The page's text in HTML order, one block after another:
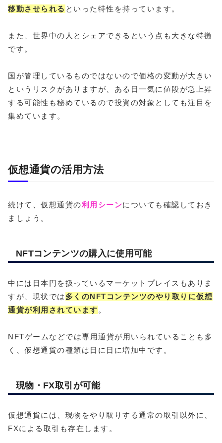
移動させられる といった特性を持っています。
また、世界中の人とシェアできるという点も大きな特徴
です。
国が管理しているものではないので価格の変動が大きい
というリスクがありますが、ある日一気に値段が急上昇
する可能性も秘めているので投資の対象としても注目を
集めています。
仮想通貨の活用方法
続けて、仮想通貨の利用シーンについても確認しておき
ましょう。
NFTコンテンツの購入に使用可能
中には日本円を扱っているマーケットプレイスもありま
すが、現状では 多くのNFTコンテンツのやり取りに仮想
通貨が利用されています 。
NFTゲームなどでは専用通貨が用いられていることも多
く、仮想通貨の種類は日に日に増加中です。
現物・FX取引が可能
仮想通貨には、現物をやり取りする通常の取引以外に、
FXによる取引も存在します。